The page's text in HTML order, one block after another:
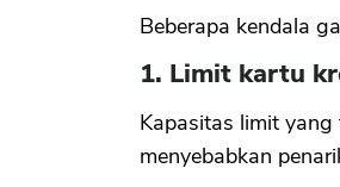
Beberapa kendala
1. Limit kartu
Kapasitas limit
menyebabkan